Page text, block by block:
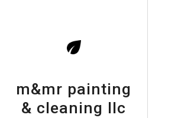
m&mr painting
& cleaning llc